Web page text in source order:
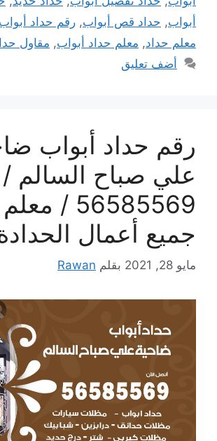
أبواب, حداد قص أبواب, رقم حداد أبواب
معلم حداد, معلم حداد أبواب, مقاول
أضف تعليق
رقم حداد أبواب
علي صباح السالم /
56585569 /
جميع أعمال
مايو 28, 2021 بقلم Rawan